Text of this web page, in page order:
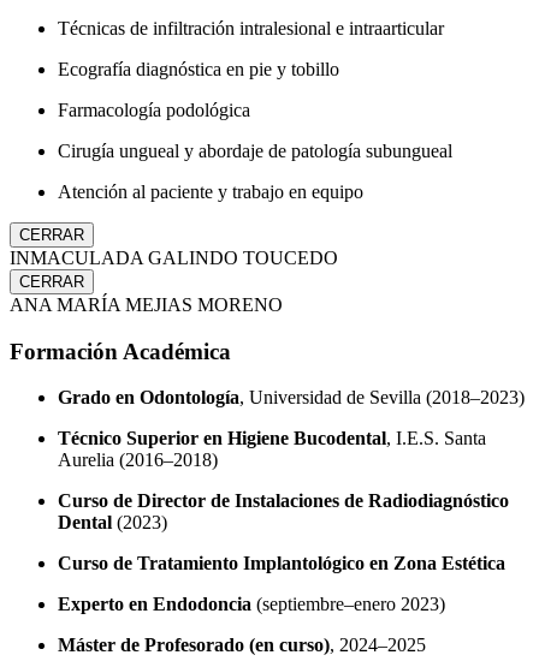
Técnicas de infiltración intralesional e intraarticular
Ecografía diagnóstica en pie y tobillo
Farmacología podológica
Cirugía ungueal y abordaje de patología subungueal
Atención al paciente y trabajo en equipo
CERRAR
INMACULADA GALINDO TOUCEDO
CERRAR
ANA MARÍA MEJIAS MORENO
Formación Académica
Grado en Odontología, Universidad de Sevilla (2018–2023)
Técnico Superior en Higiene Bucodental, I.E.S. Santa
Aurelia (2016–2018)
Curso de Director de Instalaciones de Radiodiagnóstico
Dental (2023)
Curso de Tratamiento Implantológico en Zona Estética
Experto en Endodoncia (septiembre–enero 2023)
Máster de Profesorado (en curso), 2024–2025